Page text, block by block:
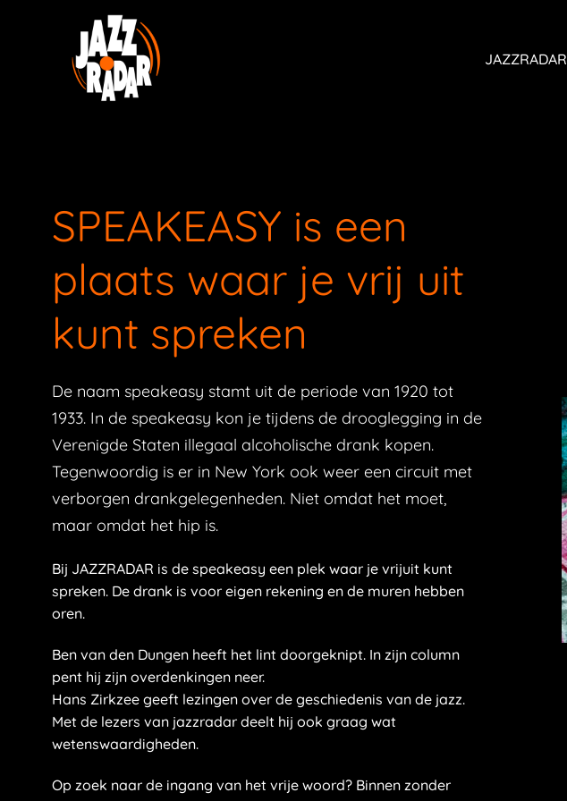
JAZZRADAR
SPEAKEASY is een
plaats waar je vrij uit
kunt spreken
De naam speakeasy stamt uit de periode van 1920 tot
1933. In de speakeasy kon je tijdens de drooglegging in de
Verenigde Staten illegaal alcoholische drank kopen.
Tegenwoordig is er in New York ook weer een circuit met
verborgen drankgelegenheden. Niet omdat het moet,
maar omdat het hip is.
Bij JAZZRADAR is de speakeasy een plek waar je vrijuit kunt
spreken. De drank is voor eigen rekening en de muren hebben
oren.
Ben van den Dungen heeft het lint doorgeknipt. In zijn column
pent hij zijn overdenkingen neer.
Hans Zirkzee geeft lezingen over de geschiedenis van de jazz.
Met de lezers van jazzradar deelt hij ook graag wat
wetenswaardigheden.
Op zoek naar de ingang van het vrije woord? Binnen zonder